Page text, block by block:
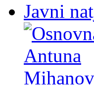
Javni